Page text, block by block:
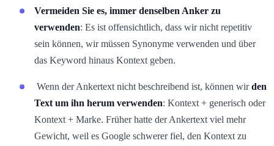
Vermeiden Sie es, immer denselben Anker zu
verwenden: Es ist offensichtlich, dass wir nicht repetitiv
sein können, wir müssen Synonyme verwenden und über
das Keyword hinaus Kontext geben.
Wenn der Ankertext nicht beschreibend ist, können wirden
Text um ihn herum verwenden: Kontext + generisch oder
Kontext + Marke. Früher hatte der Ankertext viel mehr
Gewicht, weil es Google schwerer fiel, den Kontext zu